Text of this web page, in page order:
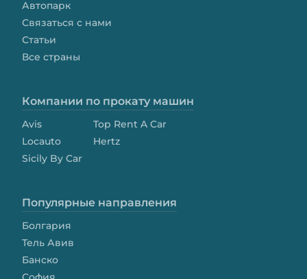
Автопарк
Связаться с нами
Статьи
Все страны
Компании по прокату машин
Avis
Locauto
Sicily By Car
Top Rent A Car
Hertz
Популярные направления
Болгария
Тель Авив
Банско